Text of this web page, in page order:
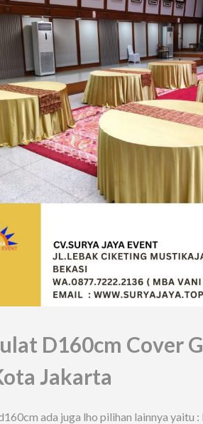
D160cm Cover
Jakarta
ada juga lho pilihan lainnya